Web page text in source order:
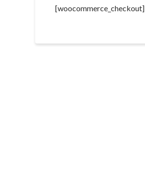
[woocommerce_checkout]